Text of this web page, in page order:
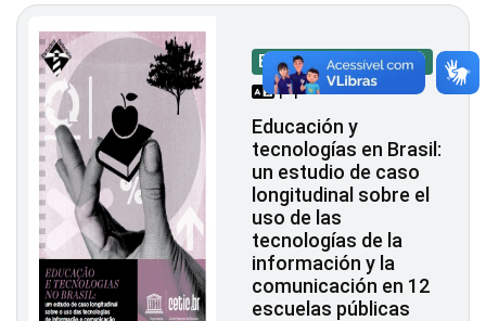
Estudios Sectoriales
PT
Educación y
tecnologías en Brasil:
un estudio de caso
longitudinal sobre el
uso de las
tecnologías de la
información y la
comunicación en 12
escuelas públicas